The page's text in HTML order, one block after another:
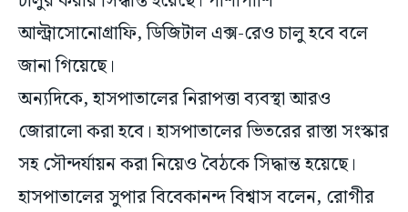
জানা গিয়েছে।
অন্যদিকে, হাসপাতালের নিরাপত্তা ব্যবস্থা আরও
জোরালো করা হবে। হাসপাতালের ভিতরের রাস্তা সংস্কার
সহ সৌন্দর্যায়ন করা নিয়েও বৈঠকে সিদ্ধান্ত হয়েছে।
হাসপাতালের সুপার বিবেকানন্দ বিশ্বাস বলেন, রোগীর
পরিবারের থাকার ব্যবস্থা, পানীয় জল সরবরাহের আরও